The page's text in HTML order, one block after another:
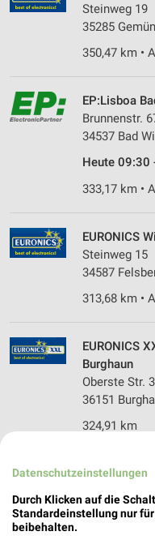
Steinweg 19
35285
350,47 km •
EP:Lisboa
Brunnenstr.
34537 Bad
Heute 09:30
333,17 km •
EURONICS
Steinweg 15
34587
313,68 km •
EURONICS
Burghaun
Oberste Str.
36151
324,91 km
EURONICS
Nürnberger
36211 Alheim
Datenschutzeinstellungen
Durch Klicken auf die
Standardeinstellung nur
beibehalten.